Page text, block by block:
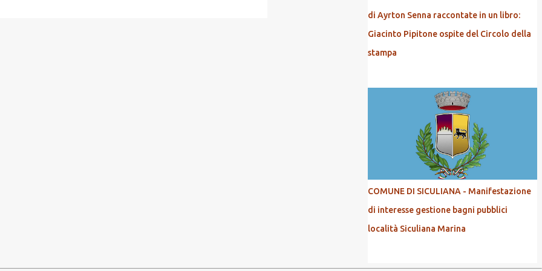
di Ayrton Senna raccontate in un libro:
Giacinto Pipitone ospite del Circolo della
stampa
COMUNE DI SICULIANA - Manifestazione
di interesse gestione bagni pubblici
località Siculiana Marina